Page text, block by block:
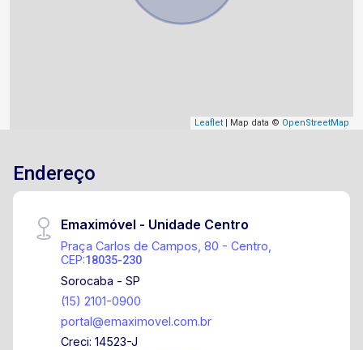
Leaflet | Map data © OpenStreetMap
Endereço
Emaximóvel - Unidade Centro
Praça Carlos de Campos, 80 - Centro,
CEP:18035-230
Sorocaba - SP
(15) 2101-0900
portal@emaximovel.com.br
Creci: 14523-J